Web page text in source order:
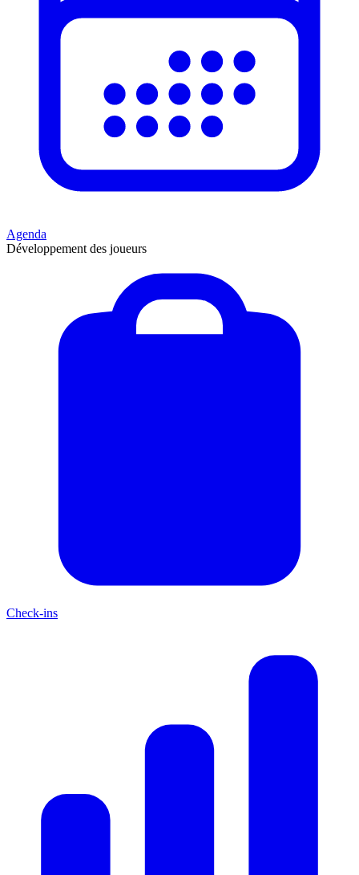
Agenda
Développement des joueurs
Check-ins